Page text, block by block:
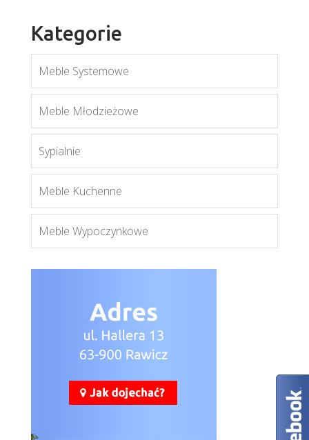
Więcej
Kategorie
Meble Systemowe
Meble Młodzieżowe
Sypialnie
Meble Kuchenne
Meble Wypoczynkowe